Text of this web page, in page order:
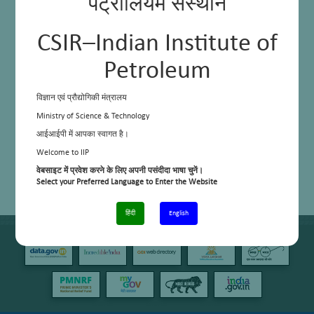
पेट्रोलियम संस्थान
CSIR–Indian Institute of
Petroleum
विज्ञान एवं प्रौद्योगिकी मंत्रालय
Ministry of Science & Technology
आईआईपी में आपका स्वागत है।
Welcome to IIP
वेबसाइट में प्रवेश करने के लिए अपनी पसंदीदा भाषा चुनें।
Select your Preferred Language to Enter the Website
हिंदी English